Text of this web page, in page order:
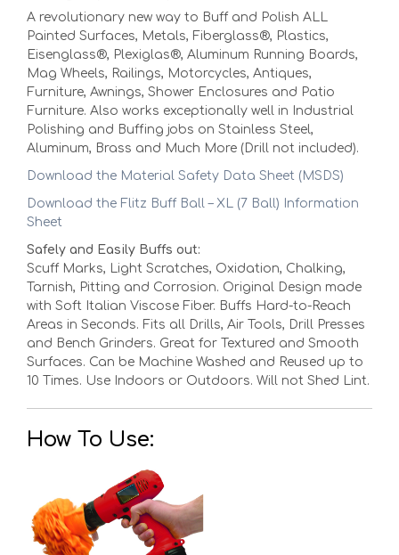
A revolutionary new way to Buff and Polish ALL
Painted Surfaces, Metals, Fiberglass®, Plastics,
Eisenglass®, Plexiglas®, Aluminum Running Boards,
Mag Wheels, Railings, Motorcycles, Antiques,
Furniture, Awnings, Shower Enclosures and Patio
Furniture. Also works exceptionally well in Industrial
Polishing and Buffing jobs on Stainless Steel,
Aluminum, Brass and Much More (Drill not included).
Download the Material Safety Data Sheet (MSDS)
Download the Flitz Buff Ball – XL (7 Ball) Information
Sheet
Safely and Easily Buffs out:
Scuff Marks, Light Scratches, Oxidation, Chalking,
Tarnish, Pitting and Corrosion. Original Design made
with Soft Italian Viscose Fiber. Buffs Hard-to-Reach
Areas in Seconds. Fits all Drills, Air Tools, Drill Presses
and Bench Grinders. Great for Textured and Smooth
Surfaces. Can be Machine Washed and Reused up to
10 Times. Use Indoors or Outdoors. Will not Shed Lint.
How To Use: